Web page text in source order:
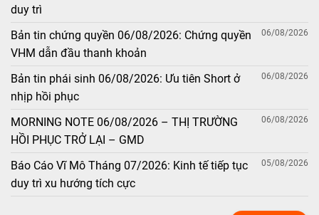
duy trì
Bản tin chứng quyền 06/08/2026: Chứng quyền
VHM dẫn đầu thanh khoản
06/08/2026
Bản tin phái sinh 06/08/2026: Ưu tiên Short ở
nhịp hồi phục
06/08/2026
MORNING NOTE 06/08/2026 – THỊ TRƯỜNG
HỒI PHỤC TRỞ LẠI – GMD
06/08/2026
Báo Cáo Vĩ Mô Tháng 07/2026: Kinh tế tiếp tục
duy trì xu hướng tích cực
05/08/2026